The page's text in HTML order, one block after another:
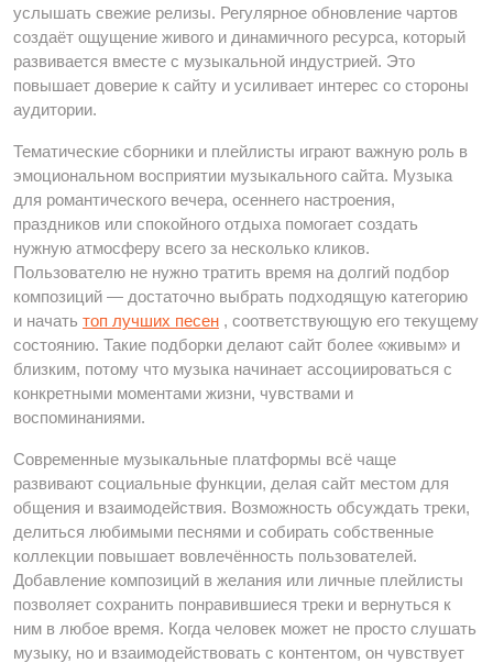
услышать свежие релизы. Регулярное обновление чартов
создаёт ощущение живого и динамичного ресурса, который
развивается вместе с музыкальной индустрией. Это
повышает доверие к сайту и усиливает интерес со стороны
аудитории.
Тематические сборники и плейлисты играют важную роль в
эмоциональном восприятии музыкального сайта. Музыка
для романтического вечера, осеннего настроения,
праздников или спокойного отдыха помогает создать
нужную атмосферу всего за несколько кликов.
Пользователю не нужно тратить время на долгий подбор
композиций — достаточно выбрать подходящую категорию
и начать топ лучших песен , соответствующую его текущему
состоянию. Такие подборки делают сайт более «живым» и
близким, потому что музыка начинает ассоциироваться с
конкретными моментами жизни, чувствами и
воспоминаниями.
Современные музыкальные платформы всё чаще
развивают социальные функции, делая сайт местом для
общения и взаимодействия. Возможность обсуждать треки,
делиться любимыми песнями и собирать собственные
коллекции повышает вовлечённость пользователей.
Добавление композиций в желания или личные плейлисты
позволяет сохранить понравившиеся треки и вернуться к
ним в любое время. Когда человек может не просто слушать
музыку, но и взаимодействовать с контентом, он чувствует